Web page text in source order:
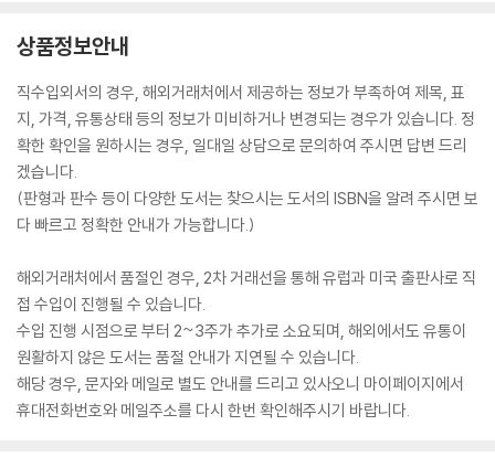
상품정보안내
직수입외서의 경우, 해외거래처에서 제공하는 정보가 부족하여 제목, 표
지, 가격, 유통상태 등의 정보가 미비하거나 변경되는 경우가 있습니다. 정
확한 확인을 원하시는 경우, 일대일 상담으로 문의하여 주시면 답변 드리
겠습니다.
(판형과 판수 등이 다양한 도서는 찾으시는 도서의 ISBN을 알려 주시면 보
다 빠르고 정확한 안내가 가능합니다.)
해외거래처에서 품절인 경우, 2차 거래선을 통해 유럽과 미국 출판사로 직
접 수입이 진행될 수 있습니다.
수입 진행 시점으로 부터 2~3주가 추가로 소요되며, 해외에서도 유통이
원활하지 않은 도서는 품절 안내가 지연될 수 있습니다.
해당 경우, 문자와 메일로 별도 안내를 드리고 있사오니 마이페이지에서
휴대전화번호와 메일주소를 다시 한번 확인해주시기 바랍니다.